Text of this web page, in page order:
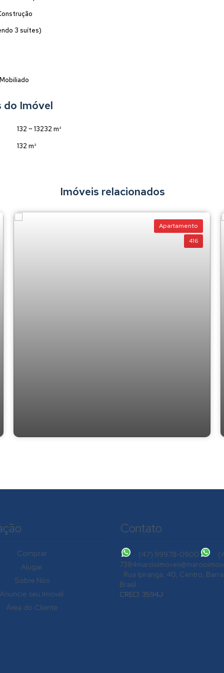
3 suítes)
do Imóvel
132 ~ 13232 m²
132 m²
Imóveis relacionados
Apartamento
416
Centro, Balneário Piçarras, Santa Catarina, Brasil
Comprar
Alugar
Sobre Nós
Anuncie seu Imóvel
Área do Cliente
Contato
(47) 99978-0900
7384
Rua Ipiranga, 40, Centro,
Brasil
CRECI: 3594J